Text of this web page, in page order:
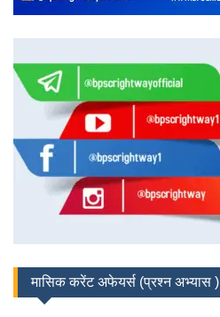
मासिक करेंट अफेयर्स (प्रश्न अभ्यास )